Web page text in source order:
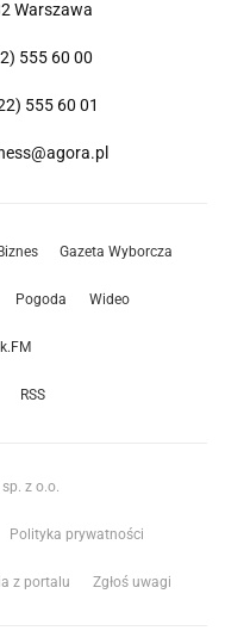
Warszawa
555 60 00
555 60 01
Gazeta Wyborcza
Pogoda Wideo
RSS
z o.o.
Polityka prywatności
z portalu Zgłoś uwagi